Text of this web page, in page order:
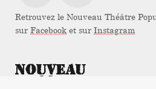
Retrouvez le Nouveau Théâtre
sur Facebook et sur Instagram